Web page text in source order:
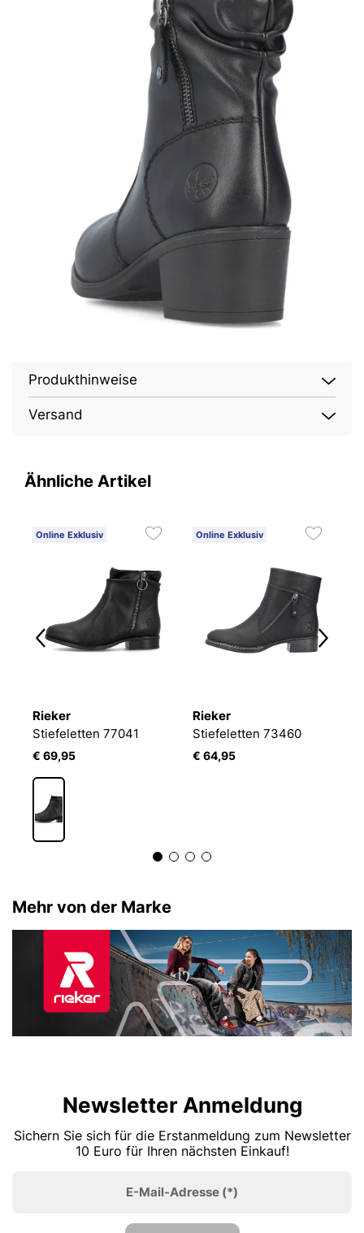
Produkthinweise
Versand
Ähnliche Artikel
Online Exklusiv
Rieker
Stiefeletten 77041
€ 69,95
Online Exklusiv
Rieker
Stiefeletten 73460
€ 64,95
Mehr von der Marke
Newsletter Anmeldung
Sichern Sie sich für die Erstanmeldung zum Newsletter
10 Euro für Ihren nächsten Einkauf!
E-Mail-Adresse (*)